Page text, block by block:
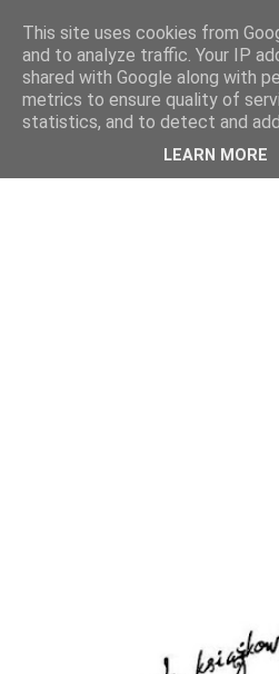
This site uses cookies from
and to analyze traffic. Your IP
shared with Google along with
metrics to ensure quality of
statistics, and to detect and
LEARN MORE